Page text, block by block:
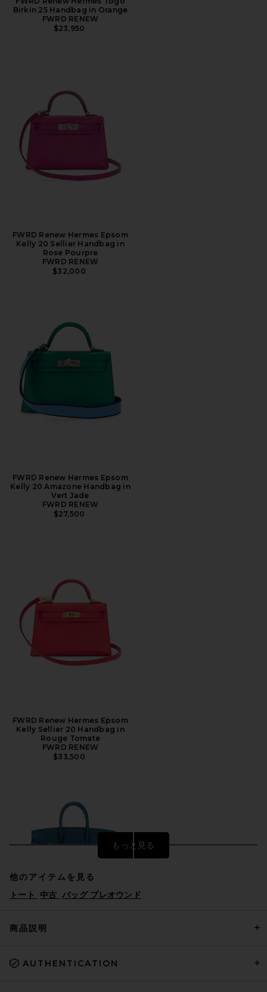
Birkin 25 Handbag in Orange
FWRD RENEW
$23,950
FWRD Renew Hermes Epsom
Kelly 20 Sellier Handbag in
Rose Pourpre
FWRD RENEW
$32,000
FWRD Renew Hermes Epsom
Kelly 20 Amazone Handbag in
Vert Jade
FWRD RENEW
$27,500
FWRD Renew Hermes Epsom
Kelly Sellier 20 Handbag in
Rouge Tomate
FWRD RENEW
$33,500
FWRD Renew Hermes Togo
もっと見る
他のアイテムを見る
トート
中古 バッグ プレオウンド
商品説明
AUTHENTICATION